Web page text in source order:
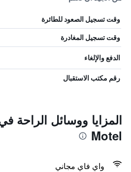
وقت تسجيل الصعود للطائرة
وقت تسجيل المغادرة
الدفع والإلغاء
رقم مكتب الاستقبال
Motel
واي فاي مجاني